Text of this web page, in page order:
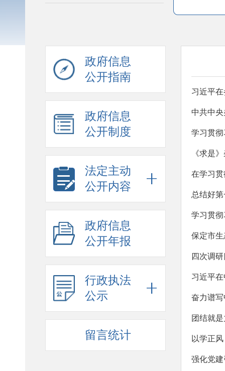
政府信息
公开指南
政府信息
公开制度
法定主动
公开内容
政府信息
公开年报
行政执法
公示
留言统计
习近平
学习贯
《求是
总结好
学习贯
保定市
四次调
奋力谱
团结就
以学正
强化党